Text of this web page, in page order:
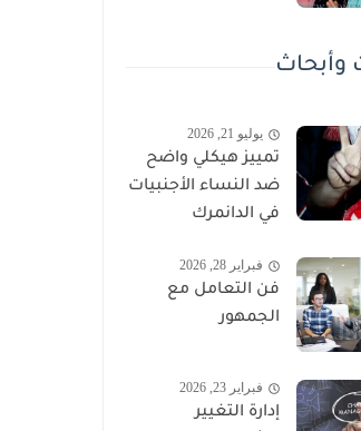
وأبحاث
يوليو 21, 2026
تمييز هيكلي واضح
ضد النساء الأجنبيات
في الدانمرك
فبراير 28, 2026
فن التعامل مع
الجمهور
فبراير 23, 2026
إدارة التغيير